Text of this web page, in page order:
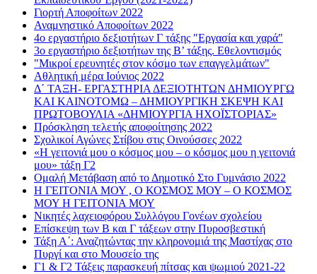
Γιορτή Αποφοίτων 2022
Αναμνηστικό Αποφοίτων 2022
4ο εργαστήριο δεξιοτήτων Γ τάξης "Εργασία και χαρά"
3ο εργαστήριο δεξιοτήτων της Β’ τάξης. Εθελοντισμός
"Μικροί ερευνητές στον κόσμο των επαγγελμάτων"
Αθλητική μέρα Ιούνιος 2022
Δ΄ ΤΑΞΗ- ΕΡΓΑΣΤΗΡΙΑ ΔΕΞΙΟΤΗΤΩΝ ΔΗΜΙΟΥΡΓΩ
ΚΑΙ ΚΑΙΝΟΤΟΜΩ – ΔΗΜΙΟΥΡΓΙΚΗ ΣΚΕΨΗ ΚΑΙ
ΠΡΩΤΟΒΟΥΛΙΑ «ΔΗΜΙΟΥΡΓΙΑ ΗΧΟΪΣΤΟΡΙΑΣ»
Πρόσκληση τελετής αποφοίτησης 2022
Σχολικοί Αγώνες Στίβου στις Οινούσσες 2022
«Η γειτονιά μου ο κόσμος μου – ο κόσμος μου η γειτονιά
μου» τάξη Γ2
Ομαλή Μετάβαση από το Δημοτικό Στο Γυμνάσιο 2022
Η ΓΕΙΤΟΝΙΑ ΜΟΥ , Ο ΚΟΣΜΟΣ ΜΟΥ – Ο ΚΟΣΜΟΣ
ΜΟΥ Η ΓΕΙΤΟΝΙΑ ΜΟΥ
Νικητές λαχειοφόρου Συλλόγου Γονέων σχολείου
Επίσκεψη των Β και Γ τάξεων στην Πυροσβεστική
Τάξη Α΄: Αναζητώντας την κληρονομιά της Μαστίχας στο
Πυργί και στο Μουσείο της
Γ1 & Γ2 Τάξεις παρασκευή πίτσας και ψωμιού 2021-22